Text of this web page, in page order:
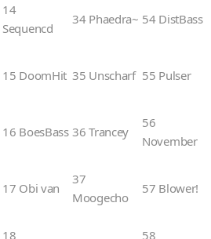
14
Sequencd
34 Phaedra~ 54 DistBass
15 DoomHit 35 Unscharf 55 Pulser
16 BoesBass 36 Trancey
56
November
17 Obi van
37
Moogecho
57 Blower!
18
58